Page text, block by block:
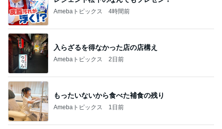
Amebaトピックス 4時間前
入らざるを得なかった店の店構え
Amebaトピックス 2日前
もったいないから食べた補食の残り
Amebaトピックス 1日前